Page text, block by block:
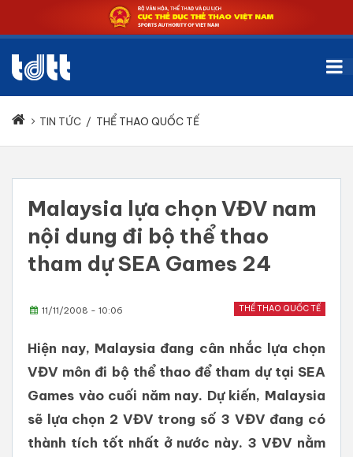
TIN TỨC / THỂ THAO QUỐC TẾ
Malaysia lựa chọn VĐV nam
nội dung đi bộ thể thao
tham dự SEA Games 24
THỂ THAO QUỐC TẾ
11/11/2008 - 10:06
Hiện nay, Malaysia đang cân nhắc lựa chọn
VĐV môn đi bộ thể thao để tham dự tại SEA
Games vào cuối năm nay. Dự kiến, Malaysia
sẽ lựa chọn 2 VĐV trong số 3 VĐV đang có
thành tích tốt nhất ở nước này. 3 VĐV nằm